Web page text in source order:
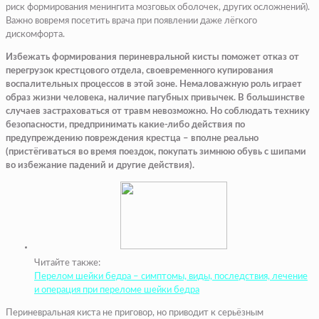
риск формирования менингита мозговых оболочек, других осложнений).
Важно вовремя посетить врача при появлении даже лёгкого
дискомфорта.
Избежать формирования периневральной кисты поможет отказ от
перегрузок крестцового отдела, своевременного купирования
воспалительных процессов в этой зоне. Немаловажную роль играет
образ жизни человека, наличие пагубных привычек. В большинстве
случаев застраховаться от травм невозможно. Но соблюдать технику
безопасности, предпринимать какие-либо действия по
предупреждению повреждения крестца – вполне реально
(пристёгиваться во время поездок, покупать зимнюю обувь с шипами
во избежание падений и другие действия).
Читайте также:
Перелом шейки бедра – симптомы, виды, последствия, лечение
и операция при переломе шейки бедра
Периневральная киста не приговор, но приводит к серьёзным